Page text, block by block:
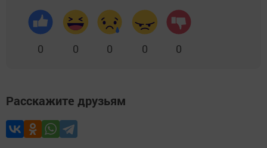
0 0 0 0 0
Расскажите друзьям